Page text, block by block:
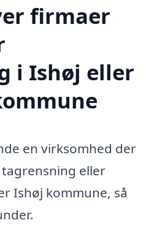
firmaer
i Ishøj eller
en virksomhed der
eller
Ishøj kommune, så